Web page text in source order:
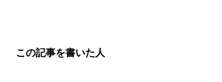
この記事を書いた人